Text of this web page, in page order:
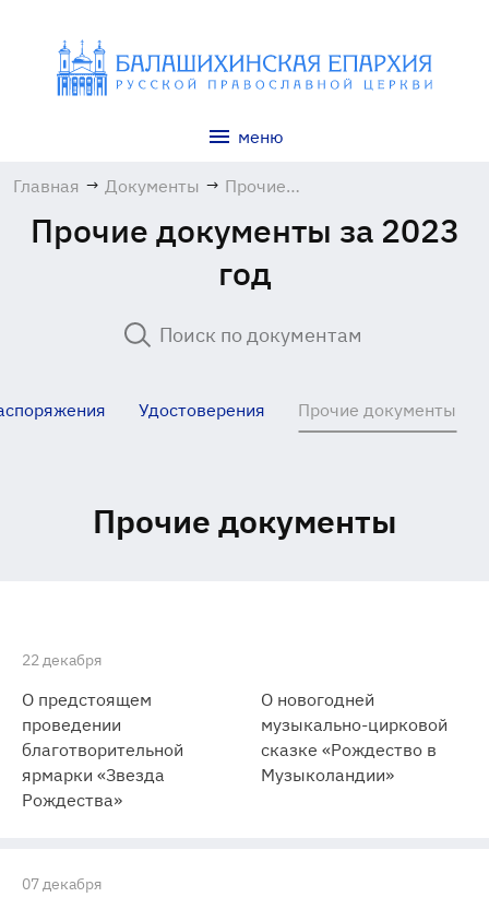
меню
Главная → Документы → Прочие
Прочие документы за 2023
год
Удостоверения Прочие документы
Прочие документы
22 декабря
О предстоящем
проведении
благотворительной
ярмарки «Звезда
Рождества»
О новогодней
музыкально-цирковой
сказке «Рождество в
Музыколандии»
07 декабря